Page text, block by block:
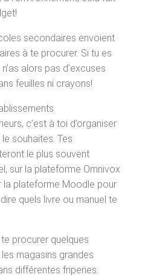
secondaires envoient
à te procurer. Si tu es
alors pas d’excuses
feuilles ni crayons!
c’est à toi d’organiser
souhaites. Tes
le plus souvent
sur la plateforme Omnivox
la plateforme Moodle pour
quels livre ou manuel te
procurer quelques
magasins grandes
différentes friperies.